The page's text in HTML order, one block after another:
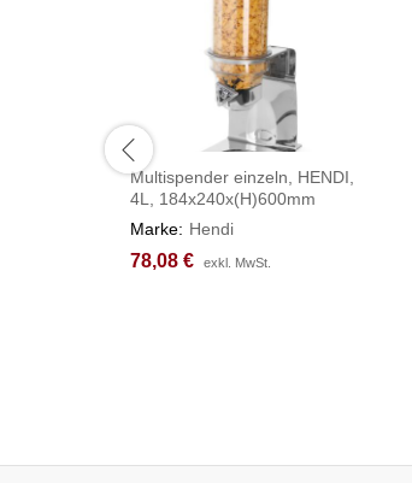
Multispender einzeln, HENDI,
4L, 184x240x(H)600mm
Marke: Hendi
78,08 € exkl. MwSt.
78,08 € exkl. MwSt.